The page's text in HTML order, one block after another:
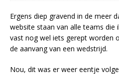
Ergens diep gravend in de meer
website staan van alle teams die
vast nog wel iets gerept worden
de aanvang van een wedstrijd.
Nou, dit was er weer eentje